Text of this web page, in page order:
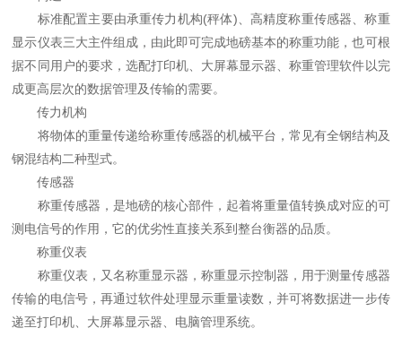
标准配置主要由承重传力机构(秤体)、高精度称重传感器、称重
显示仪表三大主件组成，由此即可完成地磅基本的称重功能，也可根
据不同用户的要求，选配打印机、大屏幕显示器、称重管理软件以完
成更高层次的数据管理及传输的需要。
传力机构
将物体的重量传递给称重传感器的机械平台，常见有全钢结构及
钢混结构二种型式。
传感器
称重传感器，是地磅的核心部件，起着将重量值转换成对应的可
测电信号的作用，它的优劣性直接关系到整台衡器的品质。
称重仪表
称重仪表，又名称重显示器，称重显示控制器，用于测量传感器
传输的电信号，再通过软件处理显示重量读数，并可将数据进一步传
递至打印机、大屏幕显示器、电脑管理系统。